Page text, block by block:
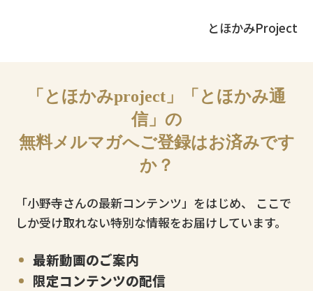
とほかみProject
「とほかみproject」「とほかみ通
信」の
無料メルマガへご登録はお済みです
か？
「小野寺さんの最新コンテンツ」をはじめ、
ここで
しか受け取れない特別な情報をお届けしています。
最新動画のご案内
限定コンテンツの配信